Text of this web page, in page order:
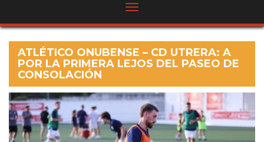
ATLÉTICO ONUBENSE – CD UTRERA: A
POR LA PRIMERA LEJOS DEL PASEO DE
CONSOLACIÓN